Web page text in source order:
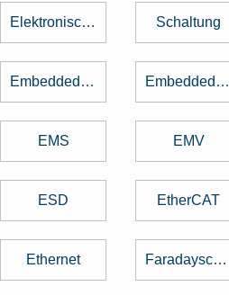
Elektronische Bauteile Schaltung
Embedded Software Embedded System
EMS EMV
ESD EtherCAT
Ethernet Faradayscher Käfig